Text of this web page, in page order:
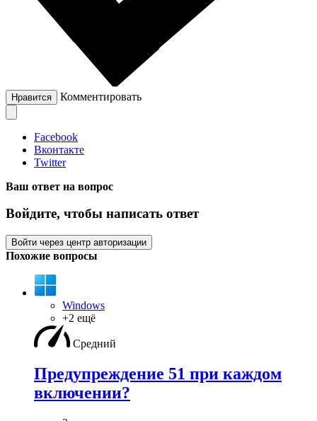
Нравится Комментировать
Facebook
Вконтакте
Twitter
Ваш ответ на вопрос
Войдите, чтобы написать ответ
Войти через центр авторизации
Похожие вопросы
Windows
+2 ещё
Средний
Предупреждение 51 при каждом
включении?